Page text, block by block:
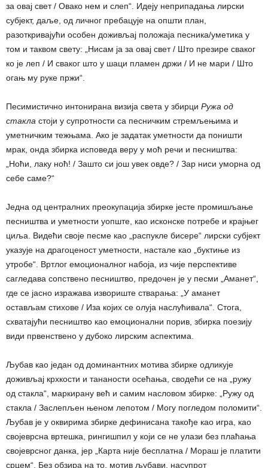
за овај свет / Овако нем и слеп“. Идеју неприпадања лирски
субјект, даље, од личног пребацује на општи план,
разоткривајући особен доживљај положаја песника/уметика у
том и таквом свету: „Нисам ја за овај свет / Што презире сваког
ко је леп / И сваког што у шаци пламен држи / И не мари / Што
огањ му руке пржи“.
Песимистично интонирана визија света у збирци Ружа од
стакла стоји у супротности са песничким стремљењима и
уметничким тежњама. Ако је задатак уметности да поништи
мрак, онда збирка исповеда веру у моћ речи и песништва:
„Ноћи, лаку ноћ! / Зашто си још увек овде? / Зар ниси уморна од
себе саме?“
Једна од централних преокупација збирке јесте промишљање
песништва и уметности уопште, као исконске потребе и крајњег
циља. Видећи своје песме као „распукле бисере“ лирски субјект
указује на драгоценост уметности, настале као „буктиње из
утробе“. Вртлог емоционалног набоја, из чије перспективе
сагледава сопствено песништво, предочен је у песми „Аманет“,
где се јасно изражава извориште стварања: „У аманет
остављам стихове / Иза којих се олуја наслућивала“. Стога,
схватајући песништво као емоционални порив, збирка поезију
види првенствено у дубоко лирским аспектима.
Љубав као један од доминантних мотива збирке одликује
доживљај крхкости и тананости осећања, сводећи се на „ружу
од стакла“, маркирану већ и самим насловом збирке: „Ружу од
стакла / Заслепљен њеном лепотом / Могу погледом поломити“.
Љубав је у оквирима збирке дефинисана такође као игра, као
својеврсна вртешка, рингишпил у који се не улази без плаћања
својеврсног данка, јер „Карта није бесплатна / Мораш је платити
срцем“. Без обзира на то, мотив љубави, насупрот